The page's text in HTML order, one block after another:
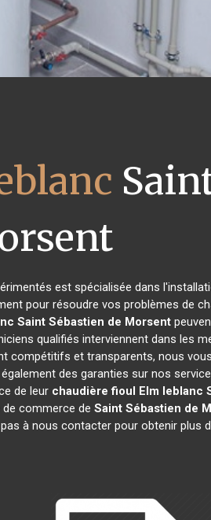
est spécialisée dans
pour résoudre vos problèmes de
Saint Sébastien de Morsent
qualifiés interviennent dans les
compétitifs et transparents, nous
des garanties sur nos
de leur chaudière fioul Elm leblanc
commerce de Saint Sébastien de
à nous contacter pour obtenir plus